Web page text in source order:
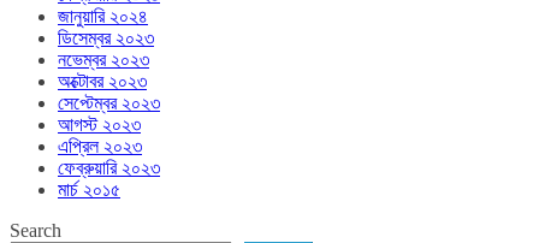
জানুয়ারি ২০২৪
ডিসেম্বর ২০২৩
নভেম্বর ২০২৩
অক্টোবর ২০২৩
সেপ্টেম্বর ২০২৩
আগস্ট ২০২৩
এপ্রিল ২০২৩
ফেব্রুয়ারি ২০২৩
মার্চ ২০১৫
Search